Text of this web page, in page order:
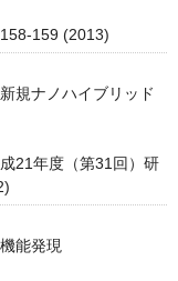
158-159 (2013)
規ナノハイブリッド
21年度（第31回）研
能発現